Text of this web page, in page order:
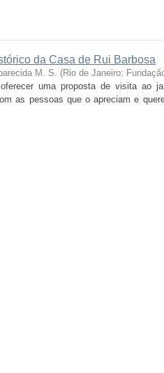
da Casa de Rui Barbosa
M. S. (Rio de Janeiro:
uma proposta de visita ao
as pessoas que o apreciam e